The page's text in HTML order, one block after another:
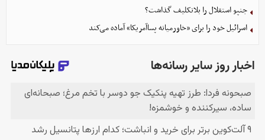
جنپو استقلال را بلاتکلیف گذاشت؟
اسرائیل خود را برای «خاورمیانه پساآمریکا» آماده می‌کند